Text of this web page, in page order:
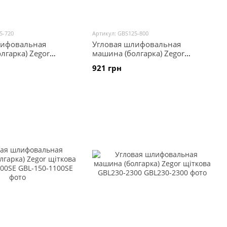
720
Zegor
Артикул: GBS125-800
Угловая шлифовальная
машина (болгарка) Zegor
921 грн